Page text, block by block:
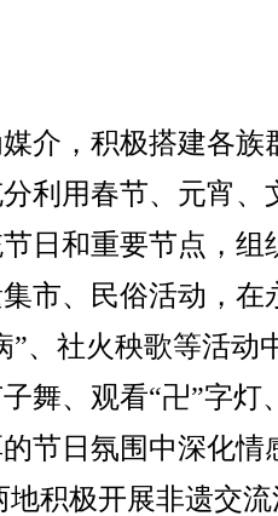
，积极搭建各族
利用春节、元宵、
日和重要节点，组
市、民俗活动，在
”、社火秧歌等活动
舞、观看“卍”字灯
节日氛围中深化情
地积极开展非遗交流